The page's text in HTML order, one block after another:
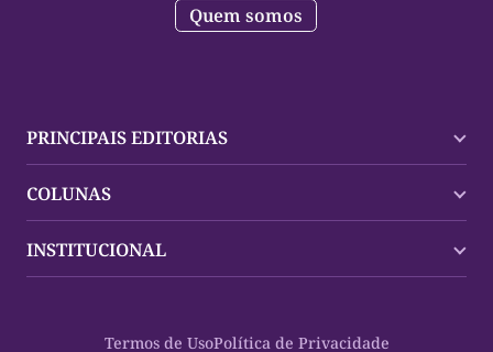
Quem somos
PRINCIPAIS EDITORIAS
Palmas
Mundo
Oportunidades
COLUNAS
Policial
Planeta Vivo
INSTITUCIONAL
Termos de UsoPolítica de Privacidade